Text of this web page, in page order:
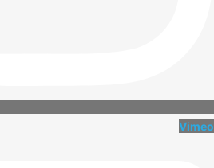
Vimeo